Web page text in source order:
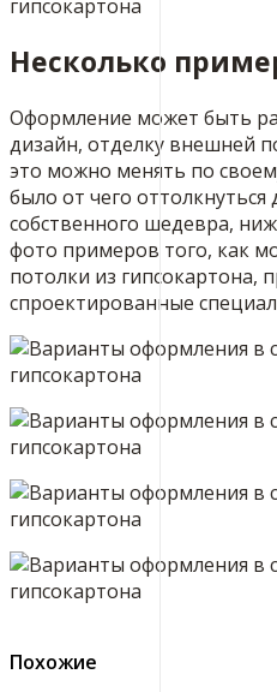
Несколько
Оформление может быть
дизайн, отделку внешней
это можно менять по
было от чего оттолкнуться
собственного шедевра,
фото примеров того, как
потолки из гипсокартона,
спроектированные
Похожие